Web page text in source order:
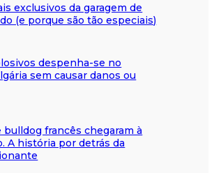
exclusivos da garagem de
(e porque são tão especiais)
despenha-se no
sem causar danos ou
bulldog francês chegaram à
A história por detrás da